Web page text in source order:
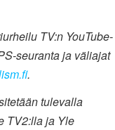
TV:n YouTube-
seuranta ja väliajat
.
tulevalla
TV2:lla ja Yle